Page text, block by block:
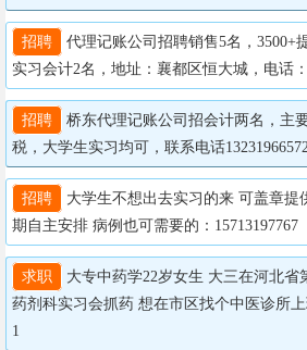
招聘
代理记账公司招聘销售5名，3500+
实习会计2名，地址：襄都区恒大城，电话：
招聘
桥东代理记账公司招会计两名，主
税，大学生实习均可，联系电话13231966572
招聘
大学生不想出去实习的来 可盖章提
期自主安排 病例也可需要的：15713197767
求职
大专中药学22岁女生 大三在河北省
药剂科实习会抓药 想在市区找个中医诊所上
1